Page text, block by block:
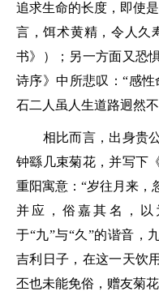
追求生命的长度，即使
言，饵术黄精，令人久
书》）；另一方面又恐
诗序》中所悲叹：“感性
石二人虽人生道路迥然
相比而言，出身贵公
钟繇几束菊花，并写下
重阳寓意：“岁往月来，
并应，俗嘉其名，以
于“九”与“久”的谐音，
吉利日子，在这一天饮
丕也未能免俗，赠友菊